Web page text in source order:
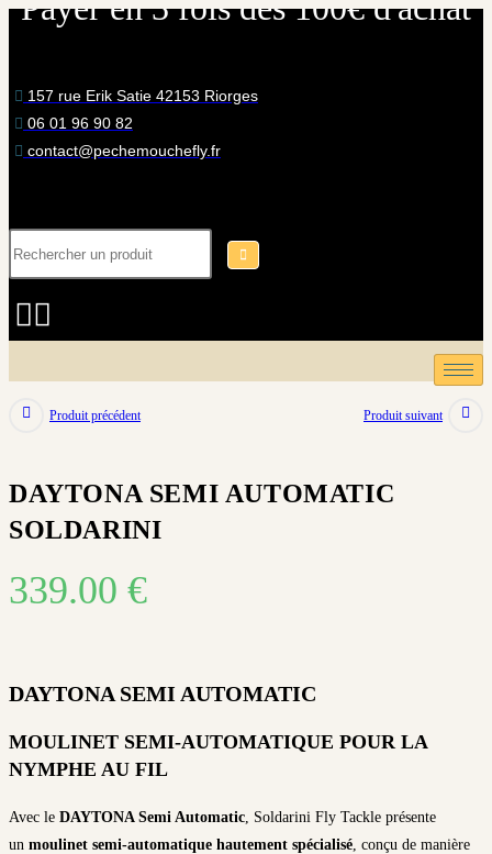
Skip
157 rue Erik Satie 42153 Riorges
06 01 96 90 82
contact@pechemouchefly.fr
Produit précédent Produit suivant
DAYTONA SEMI AUTOMATIC
SOLDARINI
339.00 €
DAYTONA SEMI AUTOMATIC
MOULINET SEMI-AUTOMATIQUE POUR LA
NYMPHE AU FIL
Avec le DAYTONA Semi Automatic , Soldarini Fly Tackle présente
un moulinet semi-automatique hautement spécialisé , conçu de manière